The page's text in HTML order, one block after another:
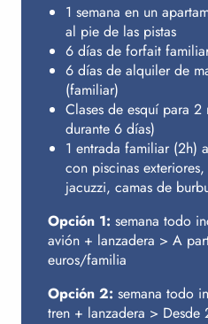
VAL LOURON
BALNÉA
ALOJAMIENTO
PRESUPUESTO
1 semana en un
al pie de las pistas
6 días de forfait
6 días de alquiler de
(familiar)
Clases de esquí para
durante 6 días)
1 entrada familiar (2h)
con piscinas
jacuzzi, camas de
Opción 1: semana todo
avión + lanzadera > A
euros/familia
Opción 2: semana todo
tren + lanzadera >